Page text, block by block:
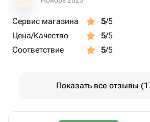
Сервис магазина 5/5
Цена/Качество
5/5
Соответствие
5/5
Показать все отзывы